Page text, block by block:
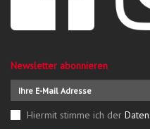
Newsletter abonnieren
Hiermit stimme ich der